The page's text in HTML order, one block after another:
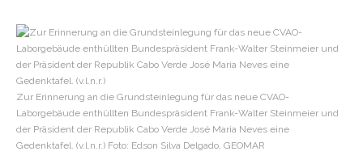
Zur Erinnerung an die Grundsteinlegung für das neue CVAO-
Laborgebäude enthüllten Bundespräsident Frank-Walter Steinmeier und
der Präsident der Republik Cabo Verde José Maria Neves eine
Gedenktafel. (v.l.n.r.) Foto: Edson Silva Delgado, GEOMAR